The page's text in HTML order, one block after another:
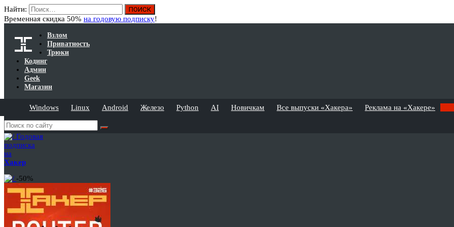
Найти:
Временная скидка 50% на годовую подписку!
Взлом
Приватность
Трюки
Кодинг
Админ
Geek
Магазин
Windows Linux Android Железо Python AI Новичкам Все выпуски «Хакера» Реклама на «Хакере»
Годовая
подписка
на
Хакер
-50%